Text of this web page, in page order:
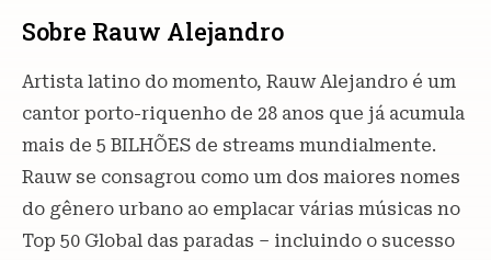
Sobre Rauw Alejandro
Artista latino do momento, Rauw Alejandro é um
cantor porto-riquenho de 28 anos que já acumula
mais de 5 BILHÕES de streams mundialmente.
Rauw se consagrou como um dos maiores nomes
do gênero urbano ao emplacar várias músicas no
Top 50 Global das paradas – incluindo o sucesso